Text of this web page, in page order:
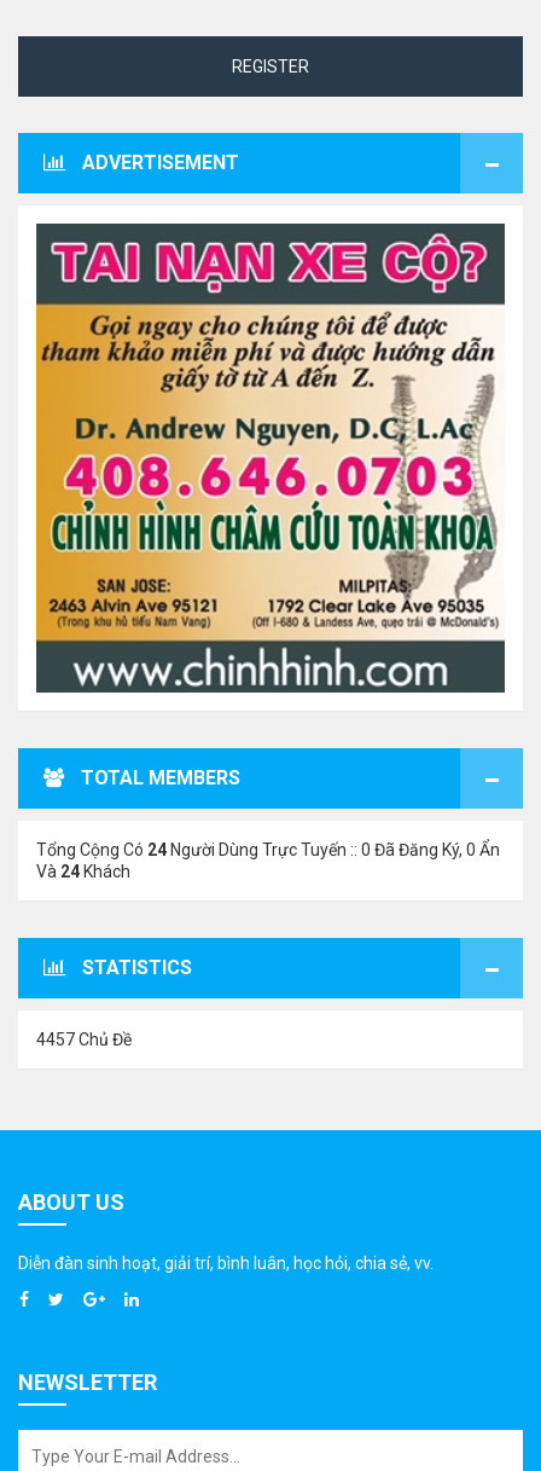
REGISTER
ADVERTISEMENT
TOTAL MEMBERS
Tổng Cộng Có 24 Người Dùng Trực Tuyến :: 0 Đã Đăng Ký, 0 Ẩn
Và 24 Khách
STATISTICS
4457 Chủ Đề
ABOUT US
Diễn đàn sinh hoạt, giải trí, bình luân, học hỏi, chia sẻ, vv.
NEWSLETTER